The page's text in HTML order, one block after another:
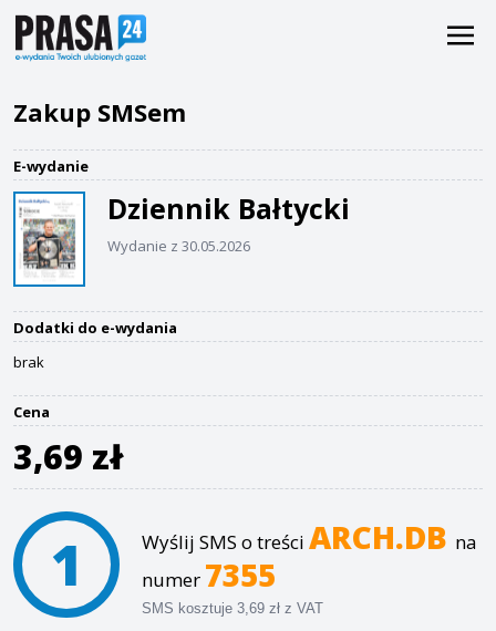
Zakup SMSem
E-wydanie
Dziennik Bałtycki
Wydanie z 30.05.2026
Dodatki do e-wydania
brak
Cena
3,69 zł
1 Wyślij SMS o treści ARCH.DB na
numer 7355
SMS kosztuje 3,69 zł z VAT